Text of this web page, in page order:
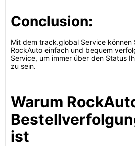
Conclusion:
Mit dem track.global Service können
RockAuto einfach und bequem
Service, um immer über den Status
zu sein.
Warum
ist